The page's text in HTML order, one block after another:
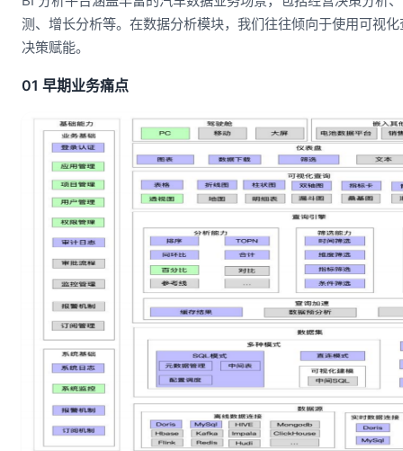
测、增长分析等。在数据分析模块，我们往往倾向于使用可视
决策赋能。
01 早期业务痛点